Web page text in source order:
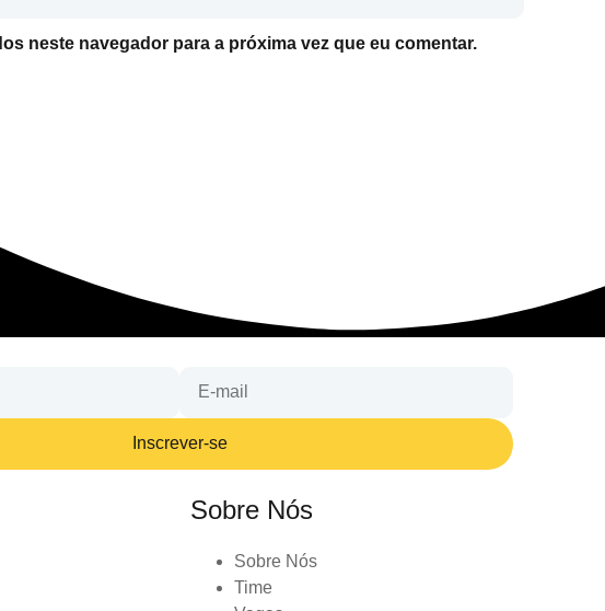
neste navegador para a próxima vez que eu comentar.
Inscrever-se
Sobre Nós
Sobre Nós
Time